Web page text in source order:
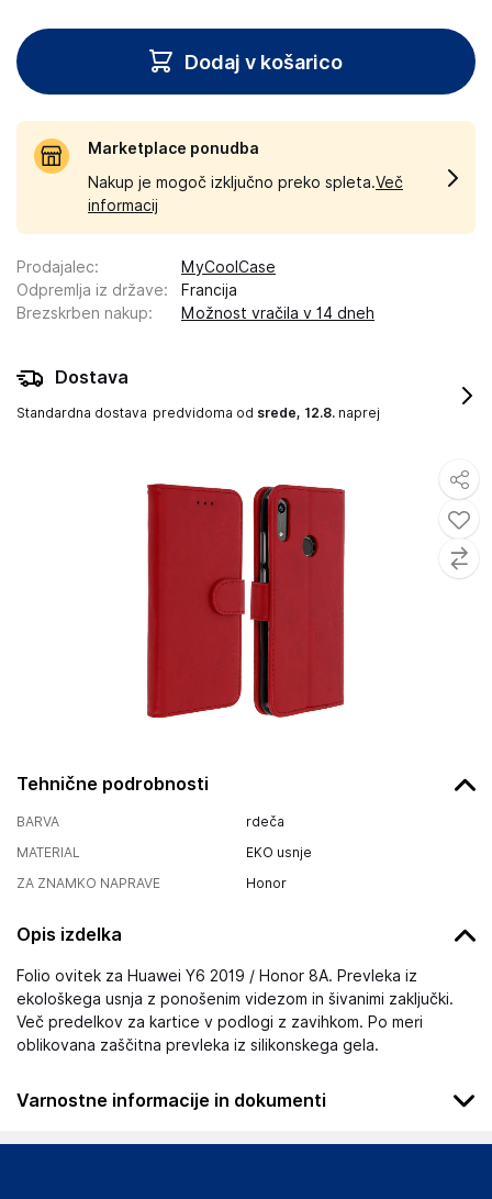
Tehnične podrobnosti
BARVA
rdeča
MATERIAL
EKO usnje
ZA ZNAMKO NAPRAVE
Honor
Opis izdelka
Folio ovitek za Huawei Y6 2019 / Honor 8A. Prevleka iz
ekološkega usnja z ponošenim videzom in šivanimi zaključki.
Več predelkov za kartice v podlogi z zavihkom. Po meri
oblikovana zaščitna prevleka iz silikonskega gela.
Varnostne informacije in dokumenti
Podatki o proizvajalcu
Dodaj v košarico
Marketplace ponudba
Nakup je mogoč izključno preko spleta.Več
informacij
Prodajalec:
MyCoolCase
Odpremlja iz države:
Francija
Brezskrben nakup: Možnost vračila v 14 dneh
Dostava
Standardna dostava predvidoma od srede, 12.8. naprej